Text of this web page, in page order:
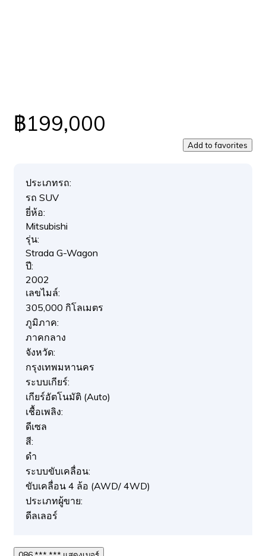
฿199,000
Add to favorites
ประเภทรถ:
รถ SUV
ยี่ห้อ:
Mitsubishi
รุ่น:
Strada G-Wagon
ปี:
2002
เลขไมล์:
305,000 กิโลเมตร
ภูมิภาค:
ภาคกลาง
จังหวัด:
กรุงเทพมหานคร
ระบบเกียร์:
เกียร์อัตโนมัติ (Auto)
เชื้อเพลิง:
ดีเซล
สี:
ดำ
ระบบขับเคลื่อน:
ขับเคลื่อน 4 ล้อ (AWD/ 4WD)
ประเภทผู้ขาย:
ดีลเลอร์